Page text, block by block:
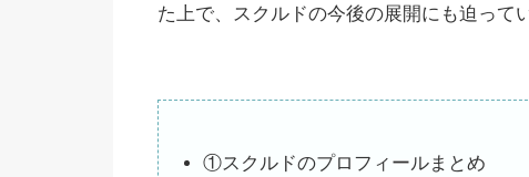
た上で、スクルドの今後の展開にも迫って
①スクルドのプロフィールまとめ